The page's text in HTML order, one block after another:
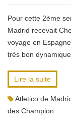
Pour cette 2ème
Madrid recevait
voyage en
très bon
Lire la suite
Atletico de
des Champion